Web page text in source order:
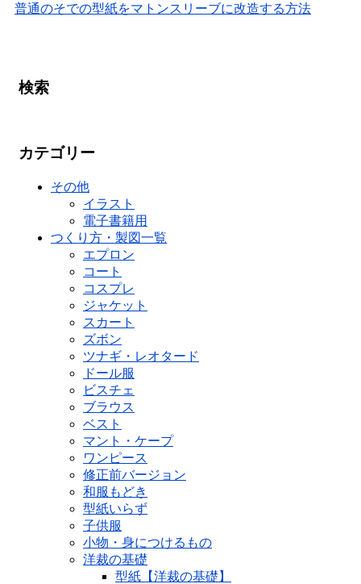
普通のそでの型紙をマトンスリーブに改造する方法
検索
カテゴリー
その他
イラスト
電子書籍用
つくり方・製図一覧
エプロン
コート
コスプレ
ジャケット
スカート
ズボン
ツナギ・レオタード
ドール服
ビスチェ
ブラウス
ベスト
マント・ケープ
ワンピース
修正前バージョン
和服もどき
型紙いらず
子供服
小物・身につけるもの
洋裁の基礎
型紙【洋裁の基礎】